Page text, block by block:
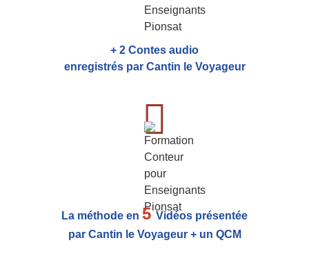
+ 2 Contes audio
enregistrés par Cantin le Voyageur
La méthode en 5Vidéos présentée
par Cantin le Voyageur + un QCM